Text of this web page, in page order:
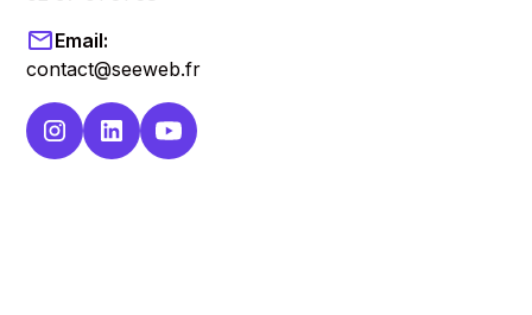
Email:
contact@seeweb.fr